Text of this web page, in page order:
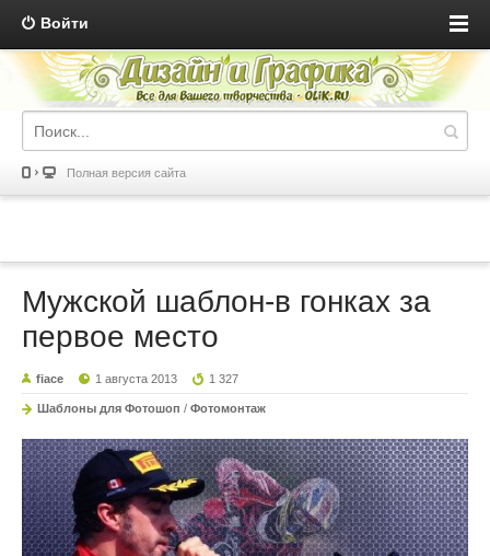
Войти
Полная версия сайта
Мужской шаблон-в гонках за
первое место
fiace 1 августа 2013 1 327
Шаблоны для Фотошоп / Фотомонтаж